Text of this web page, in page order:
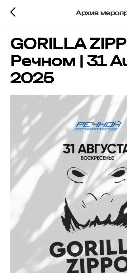
Архив
GORILLA
Речном | 31
2025